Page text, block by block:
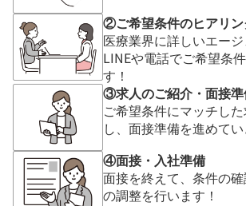
②ご希望条件のヒアリ
医療業界に詳しいエージ
LINEや電話でご希望条
す！
③求人のご紹介・面接
ご希望条件にマッチし
し、面接準備を進めてい
④面接・入社準備
面接を終えて、条件の
の調整を行います！